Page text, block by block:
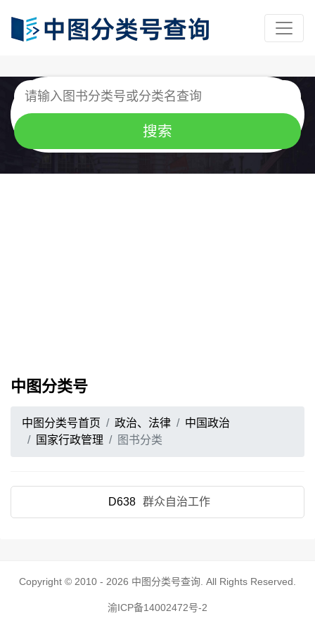
中图分类号
中图分类号首页 政治、法律
中国政治
国家行政管理
图书分类
D638 群众自治工作
Copyright © 2010 - 2026 中图分类号查询 . All Rights Reserved.
渝ICP备14002472号-2